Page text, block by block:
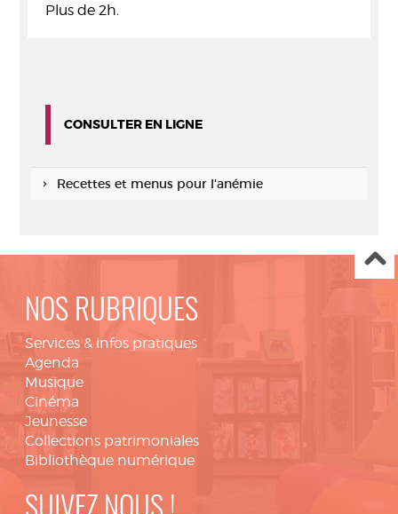
Plus de 2h.
CONSULTER EN LIGNE
Recettes et menus pour l'anémie
NOS RUBRIQUES
Services & infos pratiques
Agenda
Musique
Cinéma
Jeunesse
Collections patrimoniales
Bibliothèque numérique